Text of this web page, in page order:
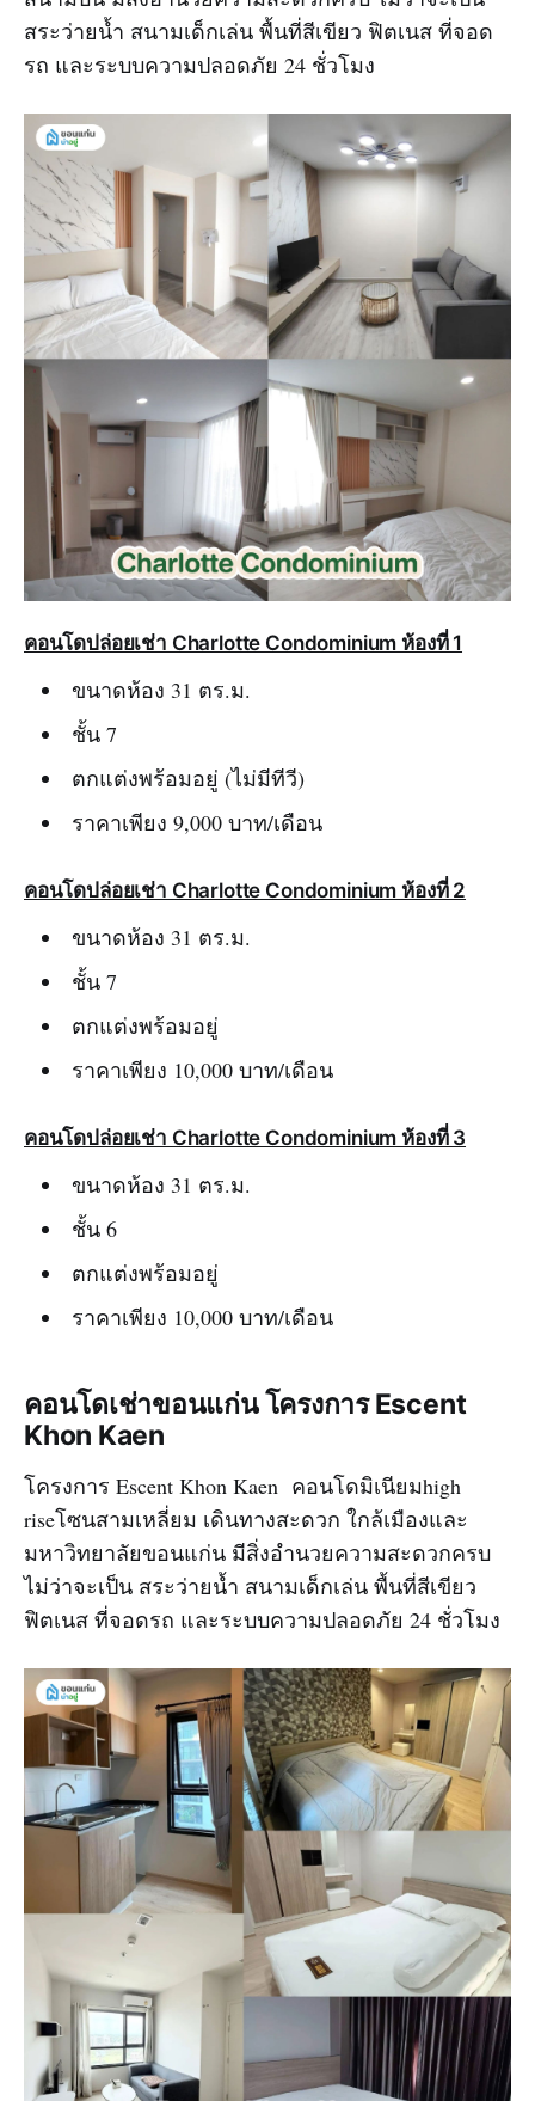
สระว่ายน้ำ สนามเด็กเล่น พื้นที่สีเขียว ฟิตเนส ที่จอด
รถ และระบบความปลอดภัย 24 ชั่วโมง
คอนโดปล่อยเช่า Charlotte Condominium ห้องที่ 1
ขนาดห้อง 31 ตร.ม.
ชั้น 7
ตกแต่งพร้อมอยู่ (ไม่มีทีวี)
ราคาเพียง 9,000 บาท/เดือน
คอนโดปล่อยเช่า Charlotte Condominium ห้องที่ 2
ขนาดห้อง 31 ตร.ม.
ชั้น 7
ตกแต่งพร้อมอยู่
ราคาเพียง 10,000 บาท/เดือน
คอนโดปล่อยเช่า Charlotte Condominium ห้องที่ 3
ขนาดห้อง 31 ตร.ม.
ชั้น 6
ตกแต่งพร้อมอยู่
ราคาเพียง 10,000 บาท/เดือน
คอนโดเช่าขอนแก่น โครงการ Escent
Khon Kaen
โครงการ Escent Khon Kaen คอนโดมิเนียมhigh
riseโซนสามเหลี่ยม เดินทางสะดวก ใกล้เมืองและ
มหาวิทยาลัยขอนแก่น มีสิ่งอำนวยความสะดวกครบ
ไม่ว่าจะเป็น สระว่ายน้ำ สนามเด็กเล่น พื้นที่สีเขียว
ฟิตเนส ที่จอดรถ และระบบความปลอดภัย 24 ชั่วโมง